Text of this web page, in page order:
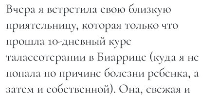
Вчера я встретила свою близкую
приятельницу, которая только что
прошла 10-дневный курс
талассотерапии в Биаррице (куда я не
попала по причине болезни ребенка, а
затем и собственной). Она, свежая и